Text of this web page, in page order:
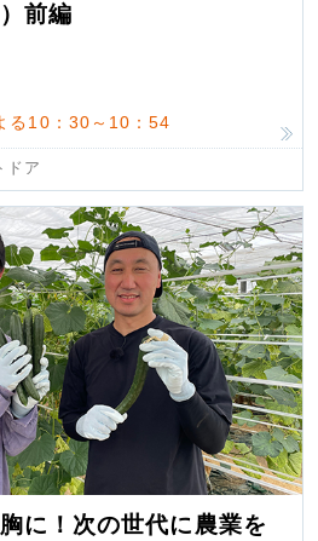
前編
る10：30～10：54
ドア
に！次の世代に農業を